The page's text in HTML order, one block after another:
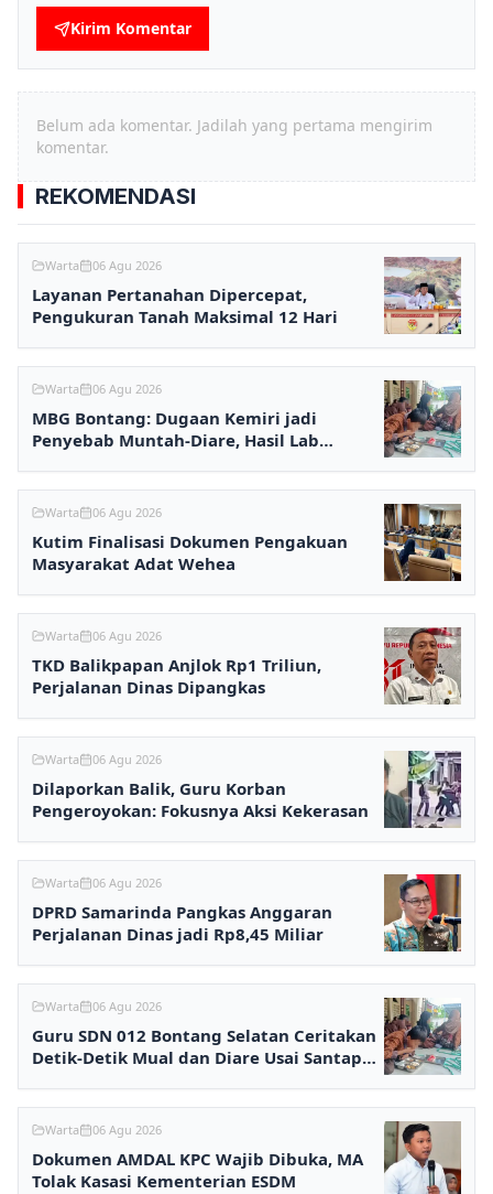
Kirim Komentar
Belum ada komentar. Jadilah yang pertama mengirim
komentar.
REKOMENDASI
Warta 06 Agu 2026
Layanan Pertanahan Dipercepat,
Pengukuran Tanah Maksimal 12 Hari
Warta 06 Agu 2026
MBG Bontang: Dugaan Kemiri jadi
Penyebab Muntah-Diare, Hasil Lab
Warta 06 Agu 2026
Kutim Finalisasi Dokumen Pengakuan
Masyarakat Adat Wehea
Warta 06 Agu 2026
TKD Balikpapan Anjlok Rp1 Triliun,
Perjalanan Dinas Dipangkas
Warta 06 Agu 2026
Dilaporkan Balik, Guru Korban
Pengeroyokan: Fokusnya Aksi Kekerasan
Warta 06 Agu 2026
DPRD Samarinda Pangkas Anggaran
Perjalanan Dinas jadi Rp8,45 Miliar
Warta 06 Agu 2026
Guru SDN 012 Bontang Selatan Ceritakan
Detik-Detik Mual dan Diare Usai Santap
Warta 06 Agu 2026
Dokumen AMDAL KPC Wajib Dibuka, MA
Tolak Kasasi Kementerian ESDM